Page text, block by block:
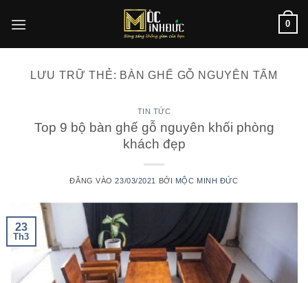
qua
0
LƯU TRỮ THẺ: BÀN GHẾ GỖ NGUYÊN TẤM
TIN TỨC
Top 9 bộ bàn ghế gỗ nguyên khối phòng
khách đẹp
ĐĂNG VÀO23/03/2021 BỞI MỘC MINH ĐỨC
23
Th3